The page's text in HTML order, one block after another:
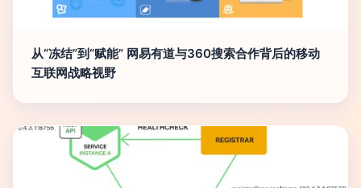
从“冻结”到“赋能” 网易有道与360搜索合作背后的移动
互联网战略视野